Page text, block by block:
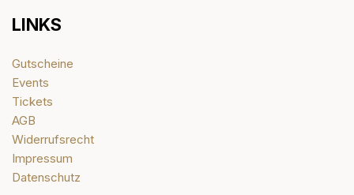
LINKS
Gutscheine
Events
Tickets
AGB
Widerrufsrecht
Impressum
Datenschutz